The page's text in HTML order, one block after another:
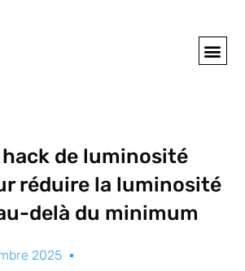
de luminosité
réduire la luminosité
delà du minimum
2025